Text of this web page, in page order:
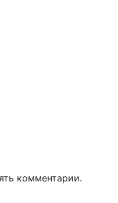
комментарии.